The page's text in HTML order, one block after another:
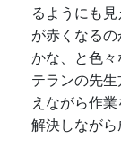
るようにも
が赤くなる
かな、と色
テランの先
えながら作
解決しながら